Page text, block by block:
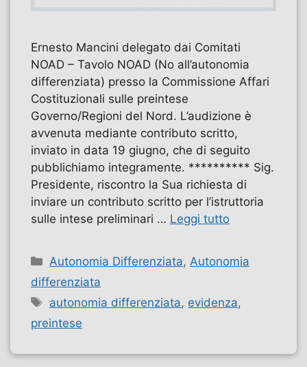
Ernesto Mancini delegato dai Comitati
NOAD – Tavolo NOAD (No all’autonomia
differenziata) presso la Commissione Affari
Costituzionali sulle preintese
Governo/Regioni del Nord. L’audizione è
avvenuta mediante contributo scritto,
inviato in data 19 giugno, che di seguito
pubblichiamo integramente. ********** Sig.
Presidente, riscontro la Sua richiesta di
inviare un contributo scritto per l’istruttoria
sulle intese preliminari … Leggi tutto
Categorie
Autonomia Differenziata, Autonomia
differenziata
Tag
autonomia differenziata, evidenza,
preintese